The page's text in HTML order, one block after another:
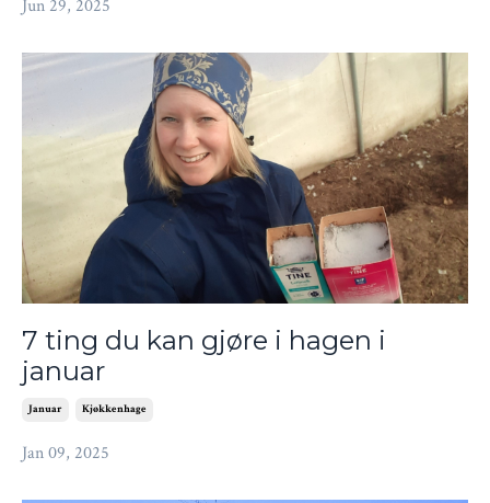
Jun 29, 2025
7 ting du kan gjøre i hagen i
januar
Januar Kjøkkenhage
Jan 09, 2025